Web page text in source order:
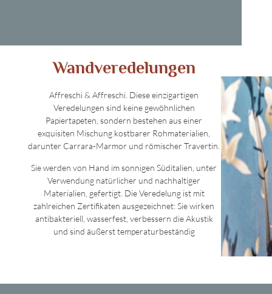
Wandveredelungen
Affreschi & Affreschi. Diese einzigartigen
Veredelungen sind keine gewöhnlichen
Papiertapeten, sondern bestehen aus einer
exquisiten Mischung kostbarer Rohmaterialien,
darunter Carrara-Marmor und römischer Travertin.
Sie werden von Hand im sonnigen Süditalien, unter
Verwendung natürlicher und nachhaltiger
Materialien, gefertigt. Die Veredelung ist mit
zahlreichen Zertifikaten ausgezeichnet: Sie wirken
antibakteriell, wasserfest, verbessern die Akustik
und sind äußerst temperaturbeständig